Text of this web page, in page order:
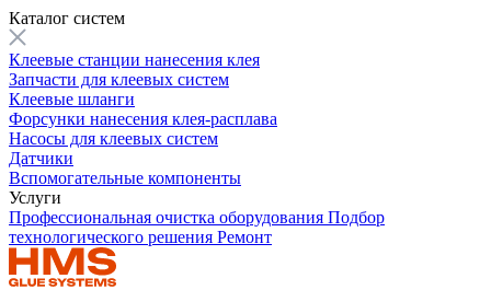
Каталог систем
Клеевые станции нанесения клея
Запчасти для клеевых систем
Клеевые шланги
Форсунки нанесения клея-расплава
Насосы для клеевых систем
Датчики
Вспомогательные компоненты
Услуги
Профессиональная очистка оборудования Подбор
технологического решения Ремонт